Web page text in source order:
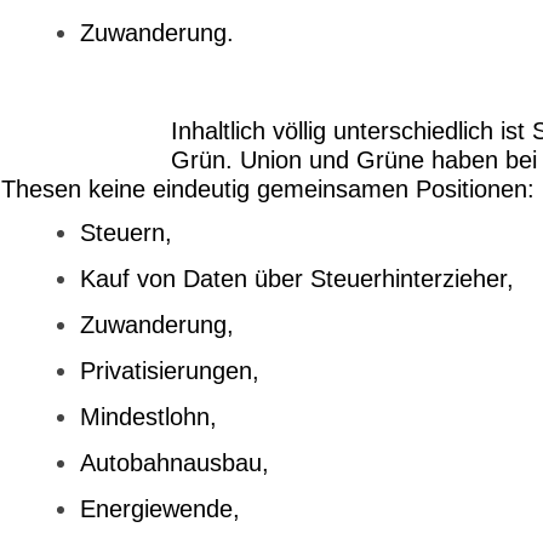
Zuwanderung.
Inhaltlich völlig unterschiedlich ist
Grün. Union und Grüne haben
Thesen keine eindeutig gemeinsamen Positionen:
Steuern,
Kauf von Daten über Steuerhinterzieher,
Zuwanderung,
Privatisierungen,
Mindestlohn,
Autobahnausbau,
Energiewende,